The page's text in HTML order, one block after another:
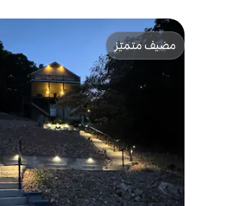
مضيف متميّز
مضيف متميّز